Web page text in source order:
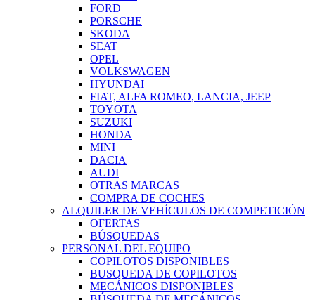
FORD
PORSCHE
SKODA
SEAT
OPEL
VOLKSWAGEN
HYUNDAI
FIAT, ALFA ROMEO, LANCIA, JEEP
TOYOTA
SUZUKI
HONDA
MINI
DACIA
AUDI
OTRAS MARCAS
COMPRA DE COCHES
ALQUILER DE VEHÍCULOS DE COMPETICIÓN
OFERTAS
BÚSQUEDAS
PERSONAL DEL EQUIPO
COPILOTOS DISPONIBLES
BUSQUEDA DE COPILOTOS
MECÁNICOS DISPONIBLES